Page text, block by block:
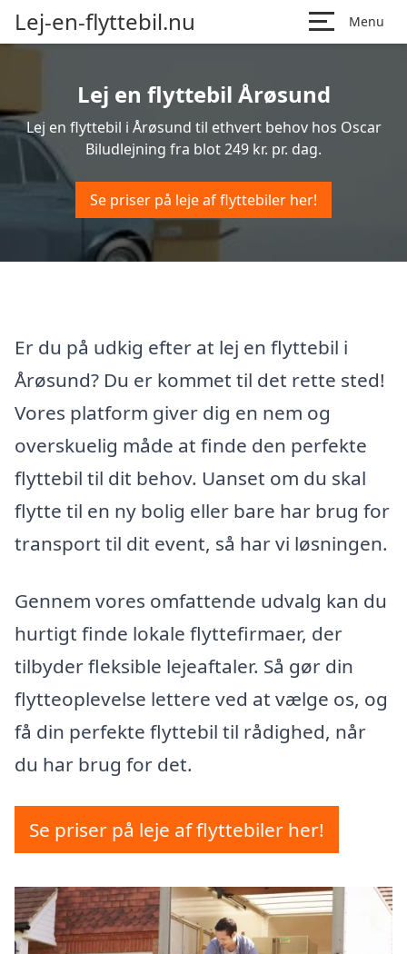
Lej-en-flyttebil.nu Menu
Lej en flyttebil Årøsund
Lej en flyttebil i Årøsund til ethvert behov hos Oscar
Biludlejning fra blot 249 kr. pr. dag.
Se priser på leje af flyttebiler her!
Er du på udkig efter at lej en flyttebil i
Årøsund? Du er kommet til det rette sted!
Vores platform giver dig en nem og
overskuelig måde at finde den perfekte
flyttebil til dit behov. Uanset om du skal
flytte til en ny bolig eller bare har brug for
transport til dit event, så har vi løsningen.
Gennem vores omfattende udvalg kan du
hurtigt finde lokale flyttefirmaer, der
tilbyder fleksible lejeaftaler. Så gør din
flytteoplevelse lettere ved at vælge os, og
få din perfekte flyttebil til rådighed, når
du har brug for det.
Se priser på leje af flyttebiler her!